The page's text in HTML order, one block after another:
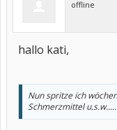
offline
hallo kati,
Nun spritze ich
Schmerzmittel